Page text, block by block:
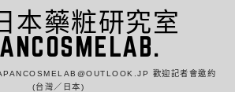
本藥粧研究室
歡迎記者會邀約
(台灣／日本)